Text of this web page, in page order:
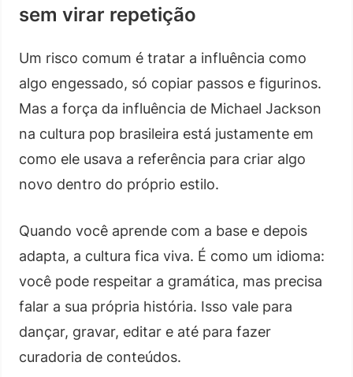
sem virar repetição
Um risco comum é tratar a influência como
algo engessado, só copiar passos e figurinos.
Mas a força da influência de Michael Jackson
na cultura pop brasileira está justamente em
como ele usava a referência para criar algo
novo dentro do próprio estilo.
Quando você aprende com a base e depois
adapta, a cultura fica viva. É como um idioma:
você pode respeitar a gramática, mas precisa
falar a sua própria história. Isso vale para
dançar, gravar, editar e até para fazer
curadoria de conteúdos.